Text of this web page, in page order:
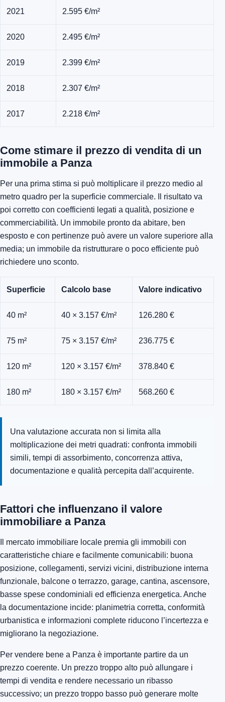
2021 2.595 €/m²
2020 2.495 €/m²
2019 2.399 €/m²
2018 2.307 €/m²
2017 2.218 €/m²
Come stimare il prezzo di vendita di un
immobile a Panza
Per una prima stima si può moltiplicare il prezzo medio al
metro quadro per la superficie commerciale. Il risultato va
poi corretto con coefficienti legati a qualità, posizione e
commerciabilità. Un immobile pronto da abitare, ben
esposto e con pertinenze può avere un valore superiore alla
media; un immobile da ristrutturare o poco efficiente può
richiedere uno sconto.
Superficie Calcolo base Valore indicativo
40 m² 40 × 3.157 €/m² 126.280 €
75 m² 75 × 3.157 €/m² 236.775 €
120 m² 120 × 3.157 €/m² 378.840 €
180 m² 180 × 3.157 €/m² 568.260 €
Una valutazione accurata non si limita alla
moltiplicazione dei metri quadrati: confronta immobili
simili, tempi di assorbimento, concorrenza attiva,
documentazione e qualità percepita dall’acquirente.
Fattori che influenzano il valore
immobiliare a Panza
Il mercato immobiliare locale premia gli immobili con
caratteristiche chiare e facilmente comunicabili: buona
posizione, collegamenti, servizi vicini, distribuzione interna
funzionale, balcone o terrazzo, garage, cantina, ascensore,
basse spese condominiali ed efficienza energetica. Anche
la documentazione incide: planimetria corretta, conformità
urbanistica e informazioni complete riducono l’incertezza e
migliorano la negoziazione.
Per vendere bene a Panza è importante partire da un
prezzo coerente. Un prezzo troppo alto può allungare i
tempi di vendita e rendere necessario un ribasso
successivo; un prezzo troppo basso può generare molte